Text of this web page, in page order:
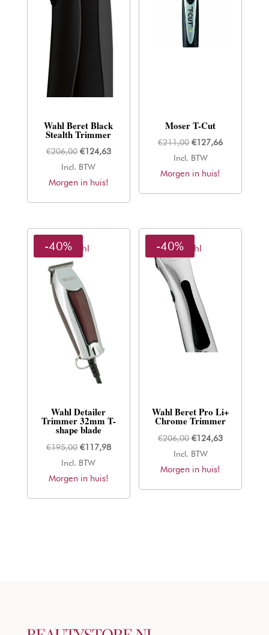
Wahl Beret Black
Stealth Trimmer
€206,00 Oorspronkelijke
prijs
was:
€124,63Huidige
Incl. BTW
Morgen in huis!
Moser T-Cut
€211,00 Oorspronkelijke
prijs
was:
€127,66Huidige
Incl. BTW
Morgen in huis!
Wahl
-40%
Wahl Detailer
Trimmer 32mm T-
shape blade
€195,00 Oorspronkelijke
prijs
was:
€117,98Huidige
€117,98.
Incl. BTW
Morgen in huis!
Wahl
-40%
Wahl Beret Pro Li+
Chrome Trimmer
€206,00 Oorspronkelijke
prijs
was:
€124,63Huidige
Incl. BTW
Morgen in huis!